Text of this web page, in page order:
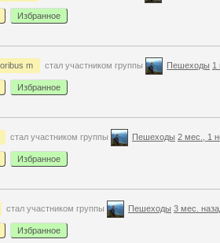
Избранное
m стал участником группы Пешеходы 1
Избранное
стал участником группы Пешеходы 2 мес., 1
Избранное
стал участником группы Пешеходы 3 мес.
Избранное